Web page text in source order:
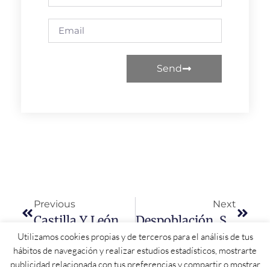
Send
Previous Next
Despoblación, Sanidad, Educación, Transporte Y Bomberos: La Lucha Del PSOE En La Diputación Que Siempre Frena El PP Con Un ‘NO’
Utilizamos cookies propias y de terceros para el análisis de tus
hábitos de navegación y realizar estudios estadísticos, mostrarte
publicidad relacionada con tus preferencias y compartir o mostrar